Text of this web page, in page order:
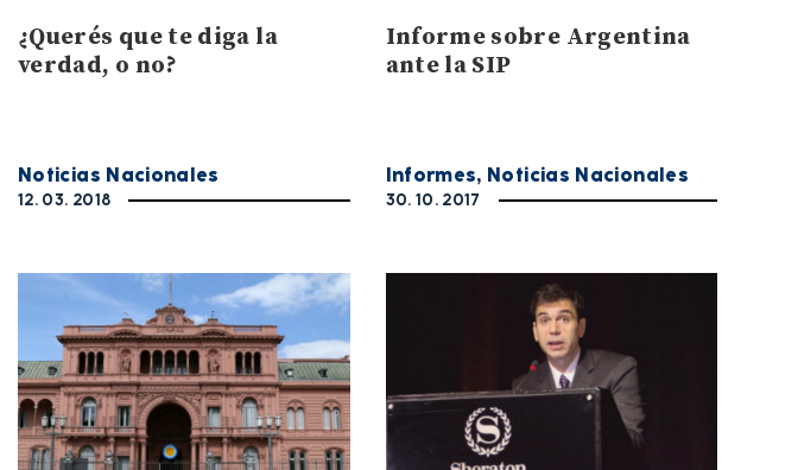
¿Querés que te diga la
verdad, o no?
Noticias Nacionales
12. 03. 2018
Informe sobre Argentina
ante la SIP
Informes, Noticias Nacionales
30. 10. 2017